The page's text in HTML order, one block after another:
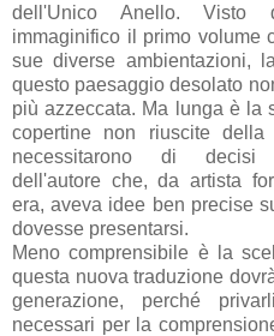
dell'Unico Anello. Visto
immaginifico il primo volume
sue diverse ambientazioni,
questo paesaggio desolato
più azzeccata. Ma lunga è la
copertine non riuscite
necessitarono di decisi
dell'autore che, da artista
era, aveva idee ben precise
dovesse presentarsi.
Meno comprensibile è la
questa nuova traduzione
generazione, perché
necessari per la